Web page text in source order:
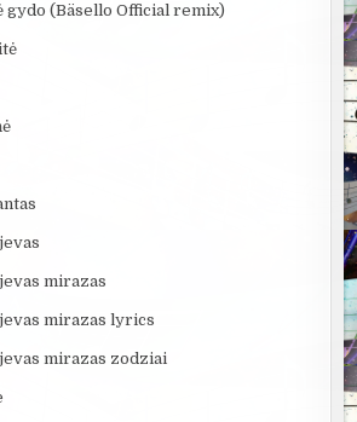
gydo (Bäsello Official remix)
mirazas
mirazas lyrics
mirazas zodziai